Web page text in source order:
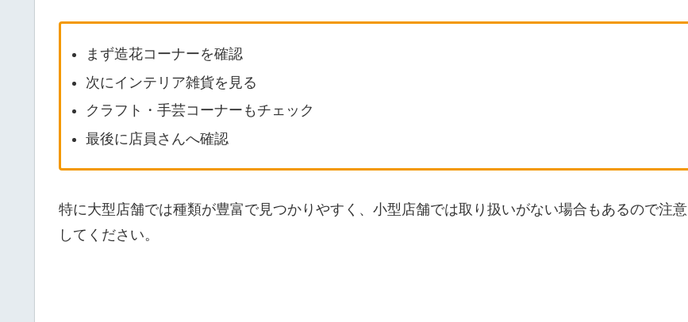
まず造花コーナーを確認
次にインテリア雑貨を見る
クラフト・手芸コーナーもチェック
最後に店員さんへ確認
特に大型店舗では種類が豊富で見つかりやすく、小型店舗では取り扱いがない場合もあるので注意
してください。